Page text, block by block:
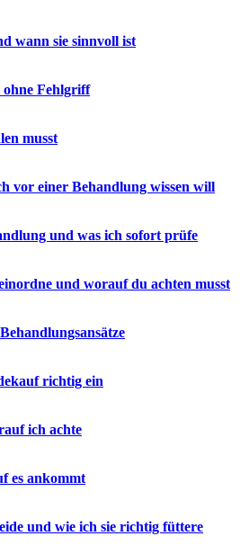
wann sie sinnvoll ist
Fehlgriff
musst
vor einer Behandlung wissen will
und was ich sofort prüfe
und worauf du achten musst
richtig ein
ich achte
es ankommt
und wie ich sie richtig füttere